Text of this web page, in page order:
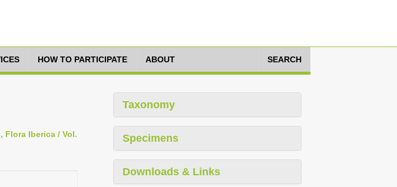
HOW TO PARTICIPATE ABOUT SEARCH
Flora Iberica / Vol.
Taxonomy
Specimens
Downloads & Links